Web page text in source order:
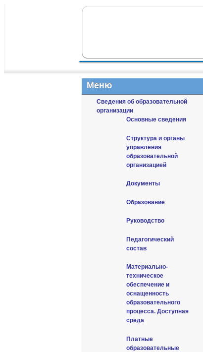
ГЛАВНОЕ МЕНЮ
Меню
Сведения об образовательной
организации
Основные сведения
Структура и органы
управления
образовательной
организацией
Документы
Образование
Руководство
Педагогический
состав
Материально-
техническое
обеспечение и
оснащенность
образовательного
процесса. Доступная
среда
Платные
образовательные